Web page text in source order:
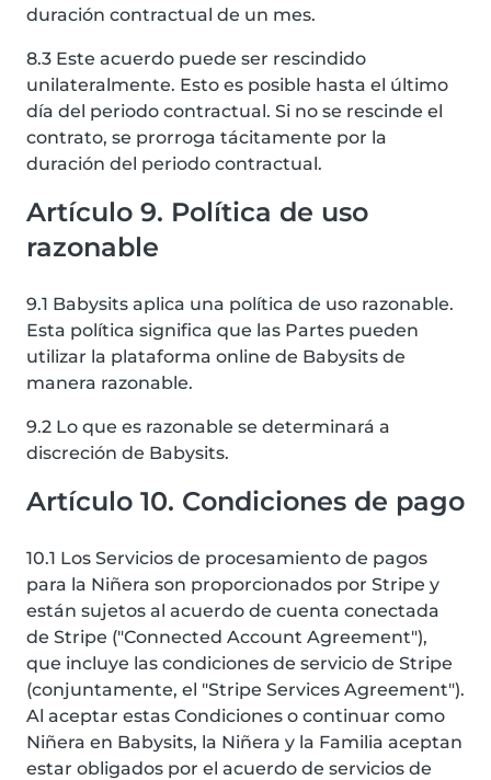
duración contractual de un mes.
8.3 Este acuerdo puede ser rescindido
unilateralmente. Esto es posible hasta el último
día del periodo contractual. Si no se rescinde el
contrato, se prorroga tácitamente por la
duración del periodo contractual.
Artículo 9. Política de uso
razonable
9.1 Babysits aplica una política de uso razonable.
Esta política significa que las Partes pueden
utilizar la plataforma online de Babysits de
manera razonable.
9.2 Lo que es razonable se determinará a
discreción de Babysits.
Artículo 10. Condiciones de pago
10.1 Los Servicios de procesamiento de pagos
para la Niñera son proporcionados por Stripe y
están sujetos al acuerdo de cuenta conectada
de Stripe ("Connected Account Agreement"),
que incluye las condiciones de servicio de Stripe
(conjuntamente, el "Stripe Services Agreement").
Al aceptar estas Condiciones o continuar como
Niñera en Babysits, la Niñera y la Familia aceptan
estar obligados por el acuerdo de servicios de